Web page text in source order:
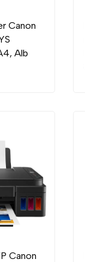
Canon
Alb
Canon